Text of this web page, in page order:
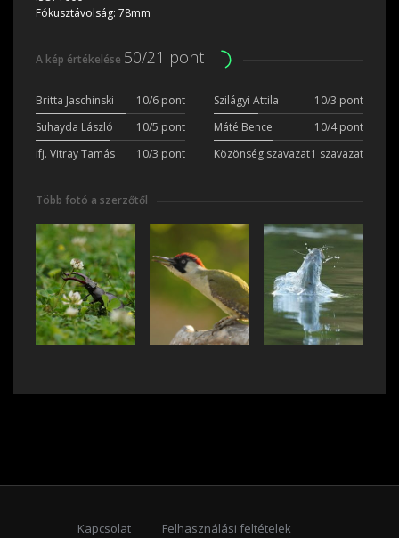
Fókusztávolság: 78mm
A kép értékelése 50/21 pont
Britta Jaschinski 10/6 pont Szilágyi Attila
10/3 pont
Suhayda László
10/5 pont Máté Bence
10/4 pont
ifj. Vitray Tamás
10/3 pont Közönség szavazat1 szavazat
Több fotó a szerzőtől
Kapcsolat
Felhasználási feltételek